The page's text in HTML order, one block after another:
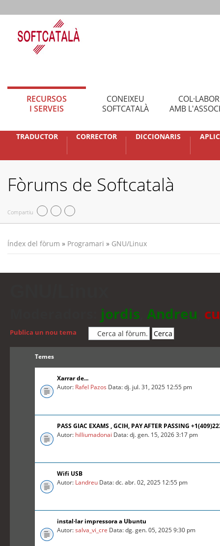
RECURSOS
I SERVEIS
CONEIXEU
SOFTCATALÀ
AMB
TRADUCTOR CORRECTOR DICCIONARIS
Fòrums de Softcatalà
Compartiu
Índex del fòrum » Programari » GNU/Linux
jordis Andreu
Publica un nou tema
Temes
Xarrar de...
Autor: Rafel Pazos Data: dj. jul. 31, 2025 12:55 pm
PASS GIAC EXAMS , GCIH, PAY AFTER PASSING
Autor: hilliumadonai Data: dj. gen. 15, 2026 3:17 pm
Wifi USB
Autor: Landreu Data: dc. abr. 02, 2025 12:55 pm
instal·lar impressora a Ubuntu
Autor:salva_vi_cre Data: dg. gen. 05, 2025 9:30 pm